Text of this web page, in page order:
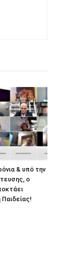
& υπό την
ο